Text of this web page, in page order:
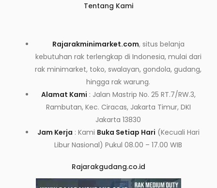
Tentang Kami
Rajarakminimarket.com, situs belanja
kebutuhan rak terlengkap di Indonesia, mulai dari
rak minimarket, toko, swalayan, gondola, gudang,
hingga rak warung.
Alamat Kami : Jalan Mastrip No. 25 RT.7/RW.3,
Rambutan, Kec. Ciracas, Jakarta Timur, DKI
Jakarta 13830
Jam Kerja : Kami Buka Setiap Hari (Kecuali Hari
Libur Nasional) Pukul 08.00 – 17.00 WIB
Rajarakgudang.co.id